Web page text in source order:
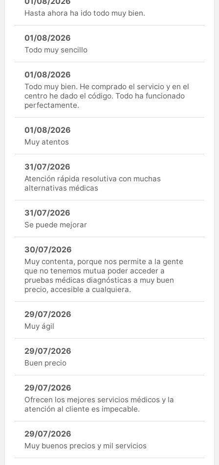
Hasta ahora ha ido todo muy bien.
01/08/2026
Todo muy sencillo
01/08/2026
Todo muy bien. He comprado el servicio y en el
centro he dado el código. Todo ha funcionado
perfectamente.
01/08/2026
Muy atentos
31/07/2026
Atención rápida resolutiva con muchas
alternativas médicas
31/07/2026
Se puede mejorar
30/07/2026
Muy contenta, porque nos permite a la gente
que no tenemos mutua poder acceder a
pruebas médicas diagnósticas a muy buen
precio, accesible a cualquiera.
29/07/2026
Muy ágil
29/07/2026
Buen precio
29/07/2026
Ofrecen los mejores servicios médicos y la
atención al cliente es impecable.
29/07/2026
Muy buenos precios y mil servicios